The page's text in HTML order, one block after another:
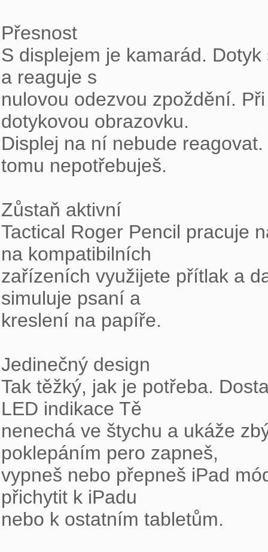
Přesnost
S displejem je kamarád.
a reaguje s
nulovou odezvou zpoždění.
dotykovou obrazovku.
Displej na ní nebude
tomu nepotřebuješ.
Zůstaň aktivní
Tactical Roger Pencil pracuje
na kompatibilních
zařízeních využijete přítlak a
simuluje psaní a
kreslení na papíře.
Jedinečný design
Tak těžký, jak je potřeba.
LED indikace Tě
nenechá ve štychu a ukáže
poklepáním pero zapneš,
vypneš nebo přepneš iPad
přichytit k iPadu
nebo k ostatním tabletům.